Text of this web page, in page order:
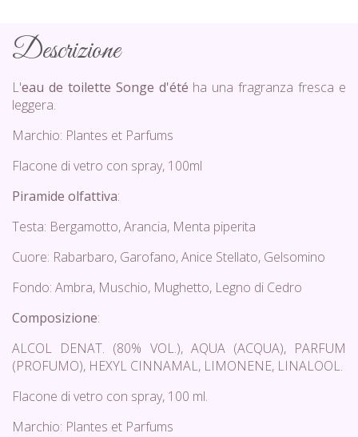
Descrizione
L'eau de toilette Songe d'été ha una fragranza fresca e
leggera.
Marchio: Plantes et Parfums
Flacone di vetro con spray, 100ml
Piramide olfattiva:
Testa: Bergamotto, Arancia, Menta piperita
Cuore: Rabarbaro, Garofano, Anice Stellato, Gelsomino
Fondo: Ambra, Muschio, Mughetto, Legno di Cedro
Composizione:
ALCOL DENAT. (80% VOL.), AQUA (ACQUA), PARFUM
(PROFUMO), HEXYL CINNAMAL, LIMONENE, LINALOOL.
Flacone di vetro con spray, 100 ml.
Marchio: Plantes et Parfums